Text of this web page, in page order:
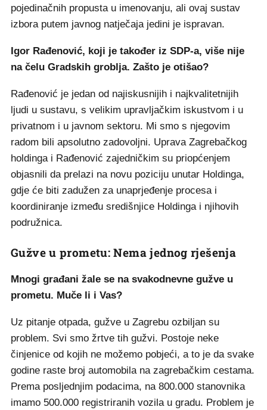
pojedinačnih propusta u imenovanju, ali ovaj sustav
izbora putem javnog natječaja jedini je ispravan.
Igor Rađenović, koji je također iz SDP-a, više nije
na čelu Gradskih groblja. Zašto je otišao?
Rađenović je jedan od najiskusnijih i najkvalitetnijih
ljudi u sustavu, s velikim upravljačkim iskustvom i u
privatnom i u javnom sektoru. Mi smo s njegovim
radom bili apsolutno zadovoljni. Uprava Zagrebačkog
holdinga i Rađenović zajedničkim su priopćenjem
objasnili da prelazi na novu poziciju unutar Holdinga,
gdje će biti zadužen za unaprjeđenje procesa i
koordiniranje između središnjice Holdinga i njihovih
podružnica.
Gužve u prometu: Nema jednog rješenja
Mnogi građani žale se na svakodnevne gužve u
prometu. Muče li i Vas?
Uz pitanje otpada, gužve u Zagrebu ozbiljan su
problem. Svi smo žrtve tih gužvi. Postoje neke
činjenice od kojih ne možemo pobjeći, a to je da svake
godine raste broj automobila na zagrebačkim cestama.
Prema posljednjim podacima, na 800.000 stanovnika
imamo 500.000 registriranih vozila u gradu. Problem je